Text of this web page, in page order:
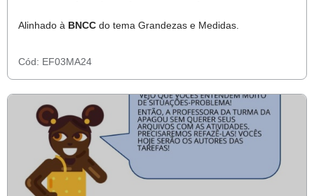
Alinhado à BNCC do tema Grandezas e Medidas.
Cód: EF03MA24